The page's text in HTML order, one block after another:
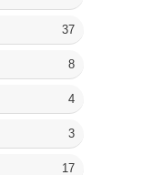
37
8
4
3
17